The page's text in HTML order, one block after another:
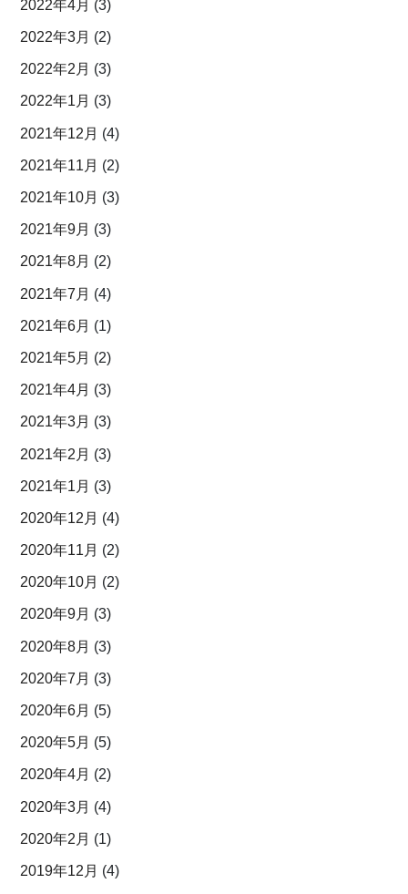
2022年4月 (3)
2022年3月 (2)
2022年2月 (3)
2022年1月 (3)
2021年12月 (4)
2021年11月 (2)
2021年10月 (3)
2021年9月 (3)
2021年8月 (2)
2021年7月 (4)
2021年6月 (1)
2021年5月 (2)
2021年4月 (3)
2021年3月 (3)
2021年2月 (3)
2021年1月 (3)
2020年12月 (4)
2020年11月 (2)
2020年10月 (2)
2020年9月 (3)
2020年8月 (3)
2020年7月 (3)
2020年6月 (5)
2020年5月 (5)
2020年4月 (2)
2020年3月 (4)
2020年2月 (1)
2019年12月 (4)